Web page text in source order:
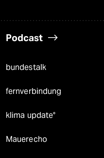
Podcast
bundestalk
fernverbindung
klima update°
Mauerecho